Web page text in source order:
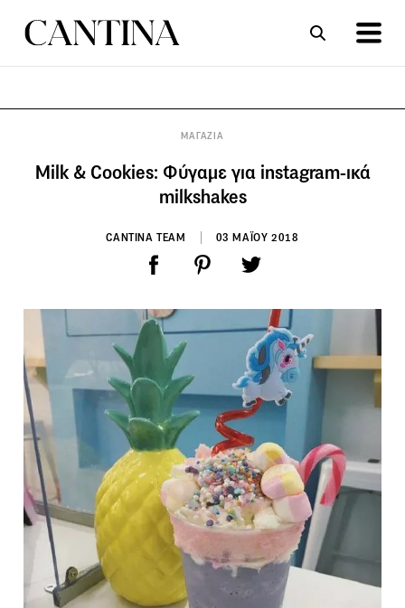
ΜΑΓΑΖΙΑ
Milk & Cookies: Φύγαμε για instagram-ικά
milkshakes
CANTINA TEAM 03 ΜΑΪΟΥ 2018